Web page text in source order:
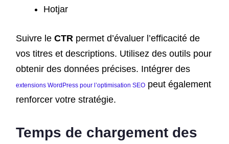
Hotjar
Suivre le CTRpermet d’évaluer l’efficacité de
vos titres et descriptions. Utilisez des outils pour
obtenir des données précises. Intégrer des
extensions WordPress pour l’optimisation SEOpeut également
renforcer votre stratégie.
Temps de chargement des